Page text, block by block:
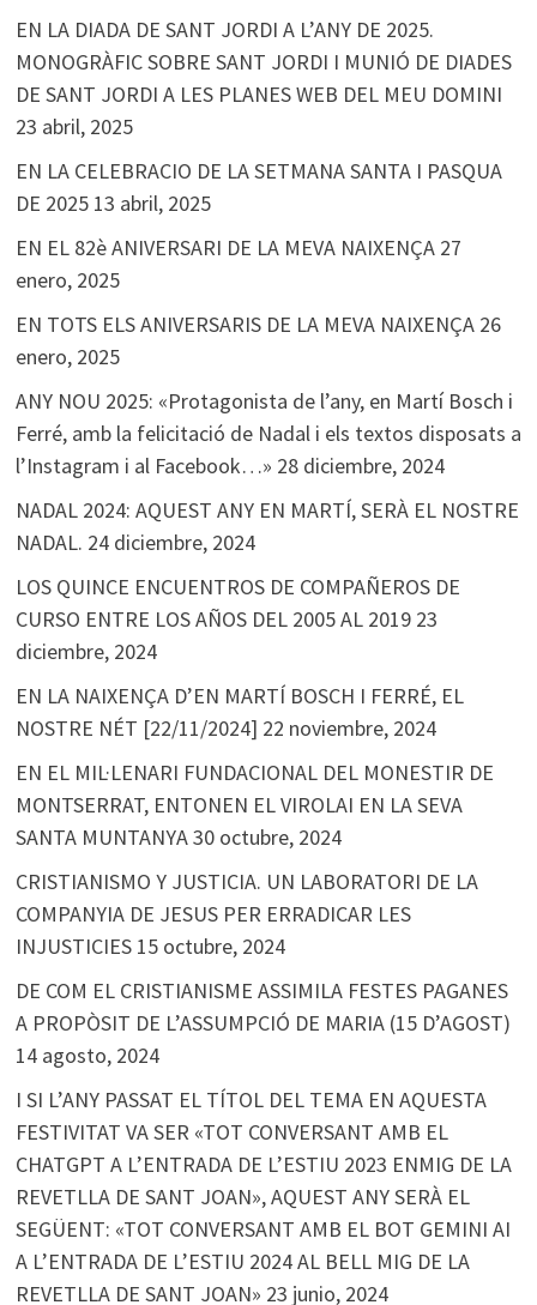
EN LA DIADA DE SANT JORDI A L’ANY DE 2025.
MONOGRÀFIC SOBRE SANT JORDI I MUNIÓ DE DIADES
DE SANT JORDI A LES PLANES WEB DEL MEU DOMINI
23 abril, 2025
EN LA CELEBRACIO DE LA SETMANA SANTA I PASQUA
DE 2025 13 abril, 2025
EN EL 82è ANIVERSARI DE LA MEVA NAIXENÇA 27
enero, 2025
EN TOTS ELS ANIVERSARIS DE LA MEVA NAIXENÇA 26
enero, 2025
ANY NOU 2025: «Protagonista de l’any, en Martí Bosch i
Ferré, amb la felicitació de Nadal i els textos disposats a
l’Instagram i al Facebook…» 28 diciembre, 2024
NADAL 2024: AQUEST ANY EN MARTÍ, SERÀ EL NOSTRE
NADAL. 24 diciembre, 2024
LOS QUINCE ENCUENTROS DE COMPAÑEROS DE
CURSO ENTRE LOS AÑOS DEL 2005 AL 2019 23
diciembre, 2024
EN LA NAIXENÇA D’EN MARTÍ BOSCH I FERRÉ, EL
NOSTRE NÉT [22/11/2024] 22 noviembre, 2024
EN EL MIL·LENARI FUNDACIONAL DEL MONESTIR DE
MONTSERRAT, ENTONEN EL VIROLAI EN LA SEVA
SANTA MUNTANYA30 octubre, 2024
CRISTIANISMO Y JUSTICIA. UN LABORATORI DE LA
COMPANYIA DE JESUS PER ERRADICAR LES
INJUSTICIES 15 octubre, 2024
DE COM EL CRISTIANISME ASSIMILA FESTES PAGANES
A PROPÒSIT DE L’ASSUMPCIÓ DE MARIA (15 D’AGOST)
14 agosto, 2024
I SI L’ANY PASSAT EL TÍTOL DEL TEMA EN AQUESTA
FESTIVITAT VA SER «TOT CONVERSANT AMB EL
CHATGPT A L’ENTRADA DE L’ESTIU 2023 ENMIG DE LA
REVETLLA DE SANT JOAN», AQUEST ANY SERÀ EL
SEGÜENT: «TOT CONVERSANT AMB EL BOT GEMINI AI
A L’ENTRADA DE L’ESTIU 2024 AL BELL MIG DE LA
REVETLLA DE SANT JOAN» 23 junio, 2024